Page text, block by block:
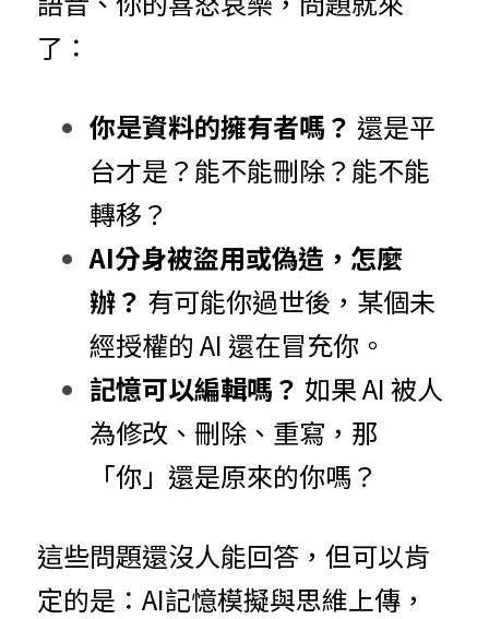
了：
你是資料的擁有者嗎？ 還是平
台才是？能不能刪除？能不能
轉移？
AI分身被盜用或偽造，怎麼
辦？ 有可能你過世後，某個未
經授權的 AI 還在冒充你。
記憶可以編輯嗎？ 如果 AI 被人
為修改、刪除、重寫，那
「你」還是原來的你嗎？
這些問題還沒人能回答，但可以肯
定的是：AI記憶模擬與思維上傳，